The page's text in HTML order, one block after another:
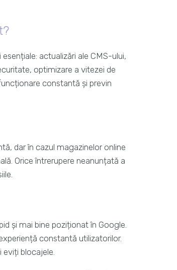
actualizări ale CMS-ului,
optimizare a vitezei de
constantă și previn
dar în cazul magazinelor online
Orice întrerupere neanunțată a
și mai bine poziționat în Google.
constantă utilizatorilor.
blocajele.